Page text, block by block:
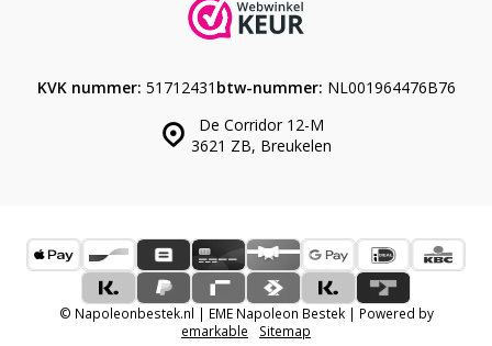
De Corridor 12-M
3621 ZB, Breukelen
KVK nummer: 51712431 btw-nummer: NL001964476B76
© Napoleonbestek.nl | EME Napoleon Bestek | Powered by
emarkable
Sitemap